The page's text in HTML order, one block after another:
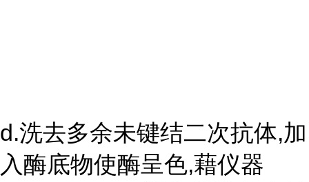
d.洗去多余未键结二次抗体,加
入酶底物使酶呈色,藉仪器